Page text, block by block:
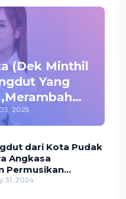
(Dek Minthil
Yang
2025
dari Kota Pudak
Angkasa
Permusikan
31, 2024